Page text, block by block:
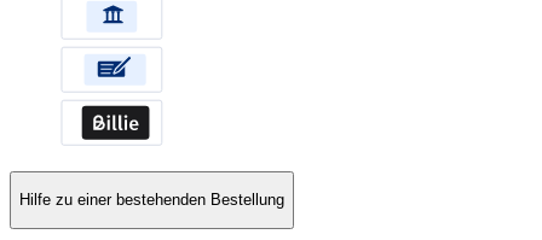
Hilfe zu einer bestehenden Bestellung